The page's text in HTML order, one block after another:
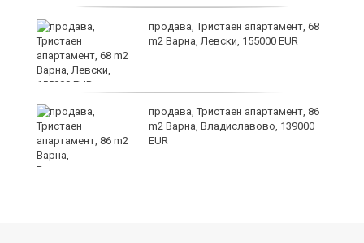
продава, Тристаен апартамент, 68
m2 Варна, Левски, 155000 EUR
продава, Тристаен апартамент, 86
m2 Варна, Владиславово, 139000
EUR